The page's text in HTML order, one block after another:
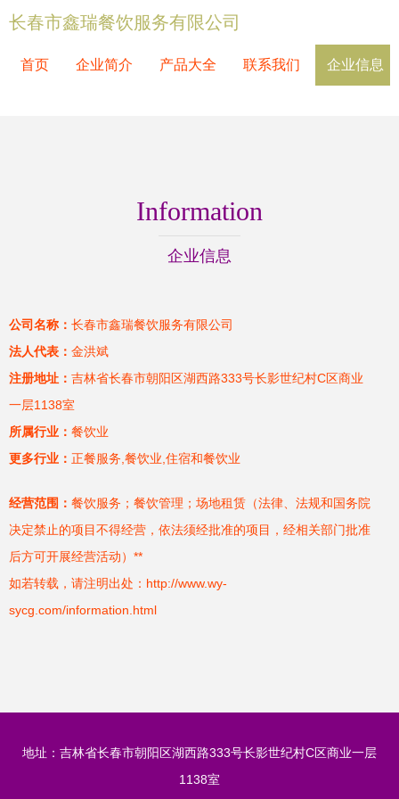
长春市鑫瑞餐饮服务有限公司
首页 企业简介 产品大全 联系我们 企业信息
Information
企业信息
公司名称： 长春市鑫瑞餐饮服务有限公司
法人代表： 金洪斌
注册地址： 吉林省长春市朝阳区湖西路333号长影世纪村C区商业
一层1138室
所属行业： 餐饮业
更多行业： 正餐服务,餐饮业,住宿和餐饮业
经营范围： 餐饮服务；餐饮管理；场地租赁（法律、法规和国务院
决定禁止的项目不得经营，依法须经批准的项目，经相关部门批准
后方可开展经营活动）**
如若转载，请注明出处：http://www.wy-
sycg.com/information.html
地址：吉林省长春市朝阳区湖西路333号长影世纪村C区商业一层
1138室